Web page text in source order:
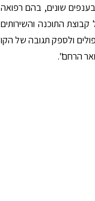
בענפים שונים, בהם רפואה
התוכנה והשירותים
ולספק תגובה של הקו
הרחם".